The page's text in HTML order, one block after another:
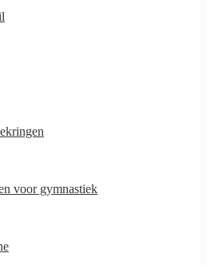
voor gymnastiek